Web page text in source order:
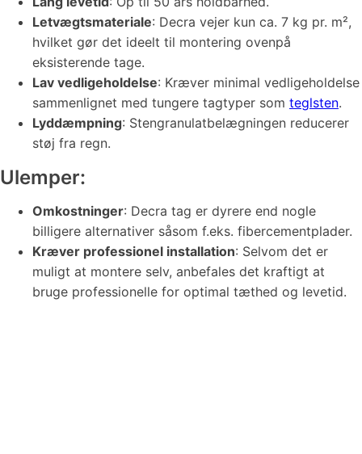
Letvægtsmateriale: Decra vejer kun ca. 7 kg pr. m²,
hvilket gør det ideelt til montering ovenpå
eksisterende tage.
Lav vedligeholdelse: Kræver minimal vedligeholdelse
sammenlignet med tungere tagtyper som teglsten​.
Lyddæmpning: Stengranulatbelægningen reducerer
støj fra regn​.
Ulemper:
Omkostninger: Decra tag er dyrere end nogle
billigere alternativer såsom f.eks. fibercementplader​.
Kræver professionel installation: Selvom det er
muligt at montere selv, anbefales det kraftigt at
bruge professionelle for optimal tæthed og levetid​.